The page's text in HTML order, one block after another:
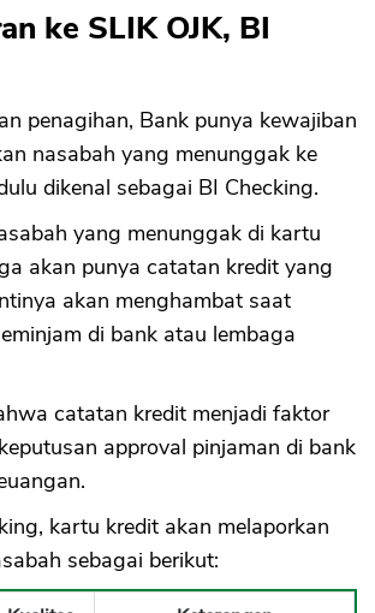
ke SLIK OJK, BI
penagihan, Bank punya kewajiban
nasabah yang menunggak ke
dikenal sebagai BI Checking.
yang menunggak di kartu
akan punya catatan kredit yang
akan menghambat saat
di bank atau lembaga
catatan kredit menjadi faktor
approval pinjaman di bank
kartu kredit akan melaporkan
sebagai berikut: